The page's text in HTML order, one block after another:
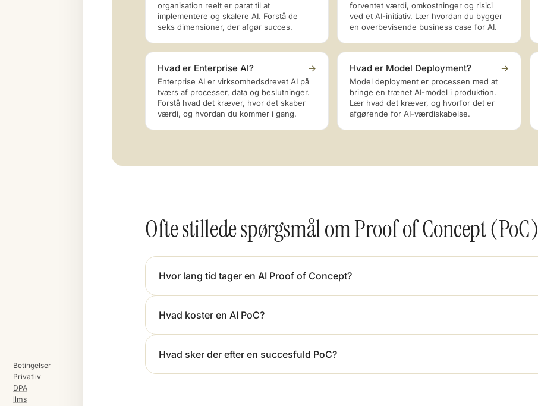
Betingelser
Privatliv
DPA
llms
organisation reelt er parat til at
implementere og skalere AI. Forstå de
seks dimensioner, der afgør succes.
forventet værdi, omkostninger og risici
ved et AI-initiativ. Lær hvordan du bygger
en overbevisende business case for AI.
Hvad er Enterprise AI? →
Enterprise AI er virksomhedsdrevet AI på
tværs af processer, data og beslutninger.
Forstå hvad det kræver, hvor det skaber
værdi, og hvordan du kommer i gang.
Hvad er Model Deployment? →
Model deployment er processen med at
bringe en trænet AI-model i produktion.
Lær hvad det kræver, og hvorfor det er
afgørende for AI-værdiskabelse.
Ofte stillede spørgsmål om Proof of Concept (PoC)
Hvor lang tid tager en AI Proof of Concept?
Hvad koster en AI PoC?
Hvad sker der efter en succesfuld PoC?